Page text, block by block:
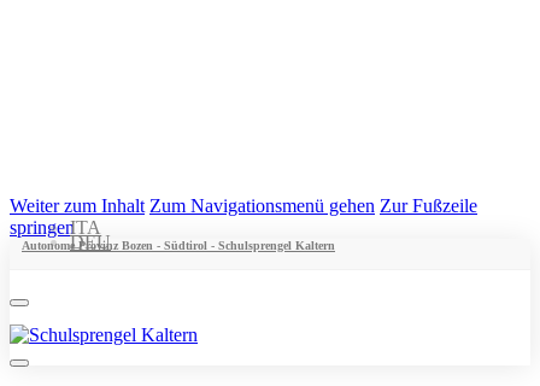
Weiter zum Inhalt Zum Navigationsmenü gehen Zur Fußzeile
springen
Autonome Provinz Bozen - Südtirol - Schulsprengel Kaltern
ITA
DEU